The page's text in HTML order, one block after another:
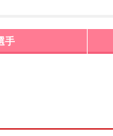
手